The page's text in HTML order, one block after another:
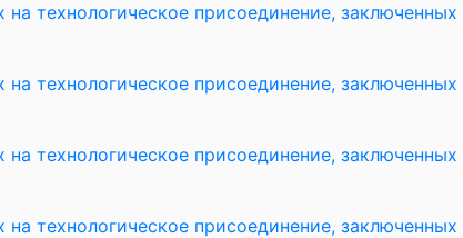
на технологическое присоединение,
на технологическое присоединение,
на технологическое присоединение,
на технологическое присоединение,